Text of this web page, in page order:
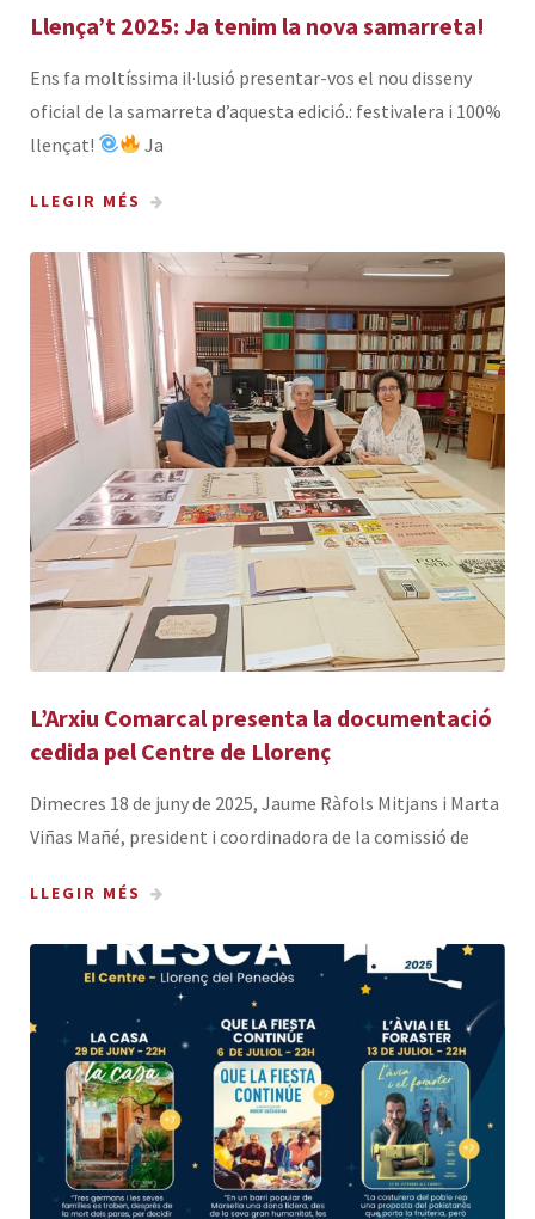
Llença’t 2025: Ja tenim la nova samarreta!
Ens fa moltíssima il·lusió presentar-vos el nou disseny
oficial de la samarreta d’aquesta edició.: festivalera i 100%
llençat!
Ja
LLEGIR MÉS
L’Arxiu Comarcal presenta la documentació
cedida pel Centre de Llorenç
Dimecres 18 de juny de 2025, Jaume Ràfols Mitjans i Marta
Viñas Mañé, president i coordinadora de la comissió de
LLEGIR MÉS